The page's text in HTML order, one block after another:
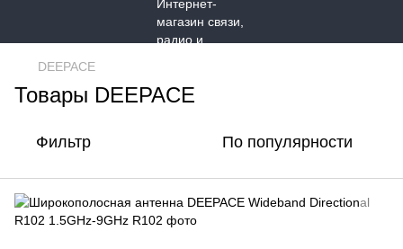
DEEPACE
Товары DEEPACE
Фильтр По популярности